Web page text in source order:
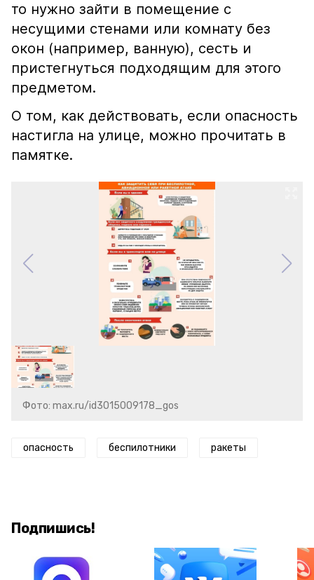
то нужно зайти в помещение с
несущими стенами или комнату без
окон (например, ванную), сесть и
пристегнуться подходящим для этого
предметом.
О том, как действовать, если опасность
настигла на улице, можно прочитать в
памятке.
Фото: max.ru/id3015009178_gos
опасность беспилотники ракеты
Подпишись!